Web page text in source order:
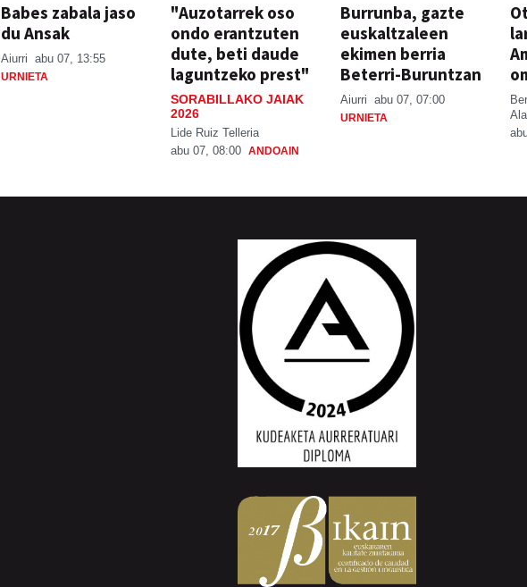
Babes zabala jaso
du Ansak
Aiurri abu 07, 13:55
URNIETA
"Auzotarrek oso
ondo erantzuten
dute, beti daude
laguntzeko prest"
SORABILLAKO JAIAK
2026
Lide Ruiz Telleria
abu 07, 08:00 ANDOAIN
Burrunba, gazte
euskaltzaleen
ekimen berria
Beterri-Buruntzan
Aiurri abu 07, 07:00
URNIETA